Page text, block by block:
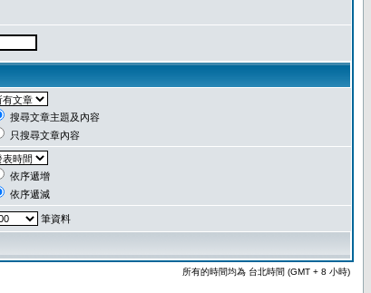
搜尋文章主題及內容
只搜尋文章內容
依序遞增
依序遞減
筆資料
所有的時間均為 台北時間 (GMT + 8 小時)